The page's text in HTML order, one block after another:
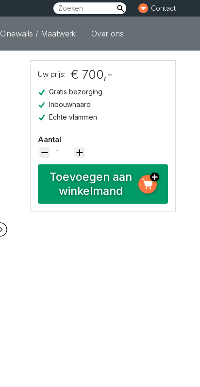
Contact
Cinewalls / Maatwerk Over ons
Uw prijs: € 700,-
Gratis bezorging
Inbouwhaard
Echte vlammen
Aantal
Toevoegen aan
winkelmand